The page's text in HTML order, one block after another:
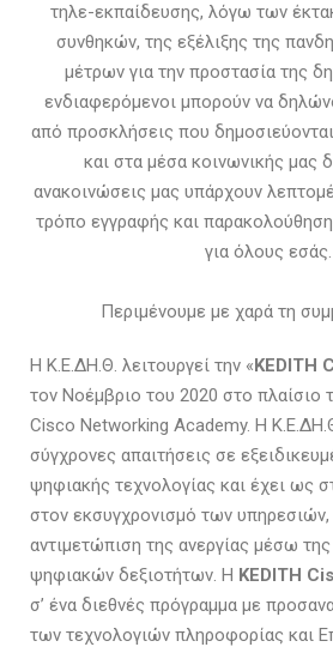
τηλε-εκπαίδευσης, λόγω των
συνθηκών, της εξέλιξης της
μέτρων για την προστασία της
ενδιαφερόμενοι μπορούν να
από προσκλήσεις που
και στα µέσα κοινωνικής μας
ανακοινώσεις μας υπάρχουν
τρόπο εγγραφής και
για όλους εσάς.
Περιμένουμε με χαρά τη
Η Κ.Ε.ΔΗ.Θ. λειτουργεί την « KEDITH
τον Νοέμβριο του 2020 στο πλαίσιο
Cisco Networking Academy. Η
σύγχρονες απαιτήσεις σε
ψηφιακής τεχνολογίας και έχει ως
στον εκσυγχρονισµό των υπηρεσιών,
αντιµετώπιση της ανεργίας µέσω
ψηφιακών δεξιοτήτων. Η KEDITH
σ’ ένα διεθνές πρόγραµµα µε
των τεχνολογιών πληροφορίας και